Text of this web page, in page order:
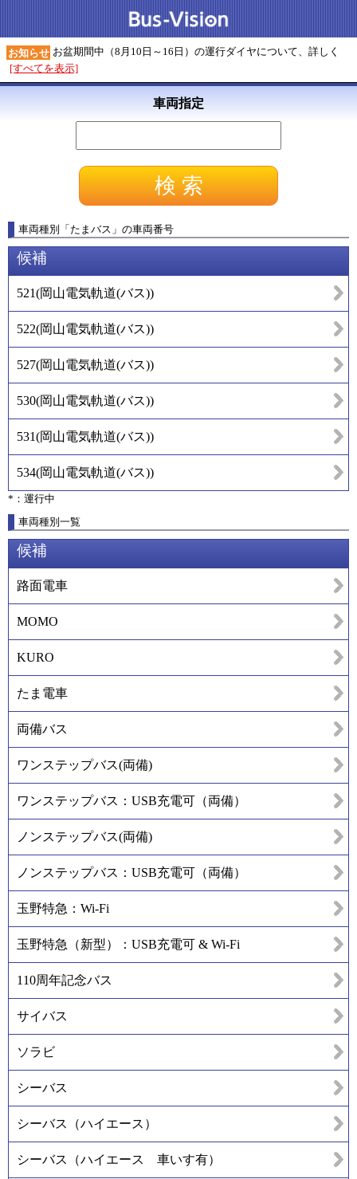
お知らせ お盆期間中（8月10日～16日）の運行ダイヤについて、詳しく
[すべてを表示]
車両指定
車両種別 「たまバス 」 の車両番号
候補
521(岡山電気軌道(バス))
522(岡山電気軌道(バス))
527(岡山電気軌道(バス))
530(岡山電気軌道(バス))
531(岡山電気軌道(バス))
534(岡山電気軌道(バス))
*：運行中
車両種別一覧
候補
路面電車
MOMO
KURO
たま電車
両備バス
ワンステップバス(両備)
ワンステップバス：USB充電可（両備）
ノンステップバス(両備)
ノンステップバス：USB充電可（両備）
玉野特急：Wi-Fi
玉野特急（新型）：USB充電可 & Wi-Fi
110周年記念バス
サイバス
ソラビ
シーバス
シーバス（ハイエース）
シーバス（ハイエース 車いす有）